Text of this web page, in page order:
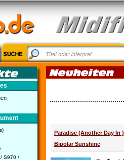
/ S970 /
Paradise (Another Day In
Bipolar Sunshine